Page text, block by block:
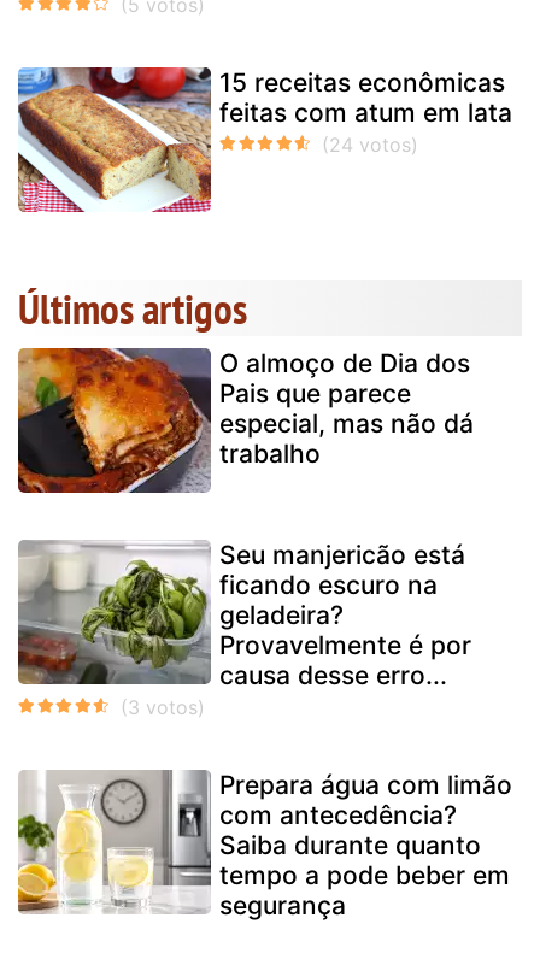
15 receitas econômicas
feitas com atum em lata
Últimos artigos
O almoço de Dia dos
Pais que parece
especial, mas não dá
trabalho
Seu manjericão está
ficando escuro na
geladeira?
Provavelmente é por
causa desse erro...
Prepara água com limão
com antecedência?
Saiba durante quanto
tempo a pode beber em
segurança